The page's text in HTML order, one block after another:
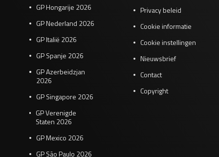
GP Hongarije 2026
GP Nederland 2026
GP Italië 2026
GP Spanje 2026
GP Azerbeidzjan
2026
GP Singapore 2026
GP Verenigde
Staten 2026
GP Mexico 2026
GP São Paulo 2026
Privacy beleid
Cookie informatie
Cookie instellingen
Nieuwsbrief
Contact
Copyright